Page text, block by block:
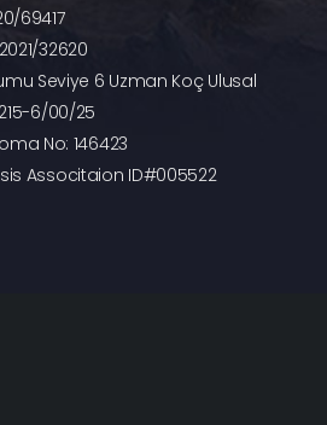
69417
32620
Seviye 6 Uzman Koç Ulusal
6/00/25
No: 146423
Associtaion ID#005522